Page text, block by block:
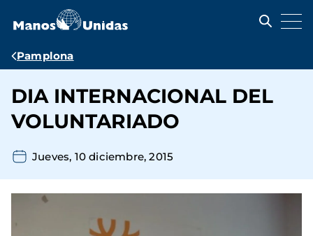
contenido
Ruta
navegación
Pamplona
DIA INTERNACIONAL DEL
VOLUNTARIADO
Jueves, 10 diciembre, 2015